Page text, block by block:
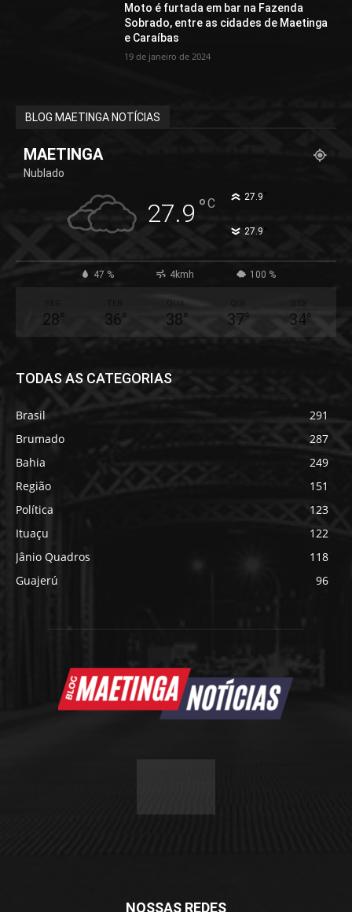
Moto é furtada em bar na Fazenda
Sobrado, entre as cidades de Maetinga
e Caraíbas
19 de janeiro de 2024
BLOG MAETINGA NOTÍCIAS
MAETINGA
Nublado
27.9 °C 27.9
27.9
47 % 4kmh 100 %
28° 36°
QUA
38° 37° 34°
TODAS AS CATEGORIAS
Brasil
291
Brumado
287
Bahia
249
Região
151
Política
123
Ituaçu
122
Jânio Quadros
118
Guajerú
96
NOSSAS REDES